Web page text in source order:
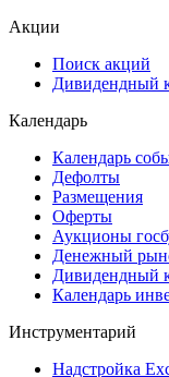
Акции
Поиск акций
Дивидендный
Календарь
Календарь
Дефолты
Размещения
Оферты
Аукционы
Денежный
Дивидендный
Календарь
Инструментарий
Надстройка